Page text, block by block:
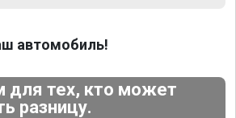
автомобиль!
для тех, кто может
разницу.